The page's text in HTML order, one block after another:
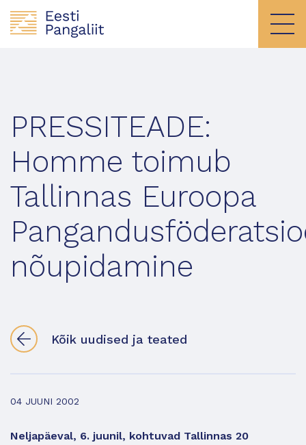
PRESSITEADE:
Homme toimub
Tallinnas Euroopa
nõupidamine
Kõik uudised ja teated
04 JUUNI 2002
Neljapäeval, 6. juunil, kohtuvad Tallinnas 20